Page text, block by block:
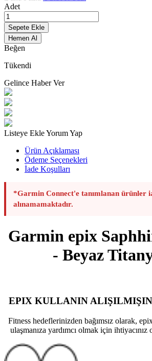
Adet
Sepete Ekle
Hemen Al
Beğen
Tükendi
Gelince Haber Ver
Listeye EkleYorum Yap
Ürün Açıklaması
Ödeme Seçenekleri
İade Koşulları
*Garmin Connect'e tanımlanan ürünler
alınamamaktadır.
Garmin epix
- Beyaz
EPIX KULLANIN
Fitness hedeflerinizden bağımsız olarak,
ulaşmanıza yardımcı olmak için ihtiyacınız